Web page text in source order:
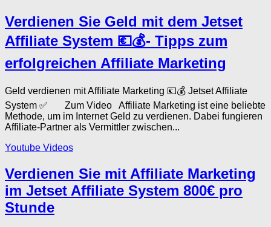
Verdienen Sie Geld mit dem Jetset
Affiliate System 💶💰- Tipps zum
erfolgreichen Affiliate Marketing
Geld verdienen mit Affiliate Marketing 💶💰 Jetset Affiliate
System ✅ Zum Video Affiliate Marketing ist eine beliebte
Methode, um im Internet Geld zu verdienen. Dabei fungieren
Affiliate-Partner als Vermittler zwischen...
Youtube Videos
Verdienen Sie mit Affiliate Marketing
im Jetset Affiliate System 800€ pro
Stunde